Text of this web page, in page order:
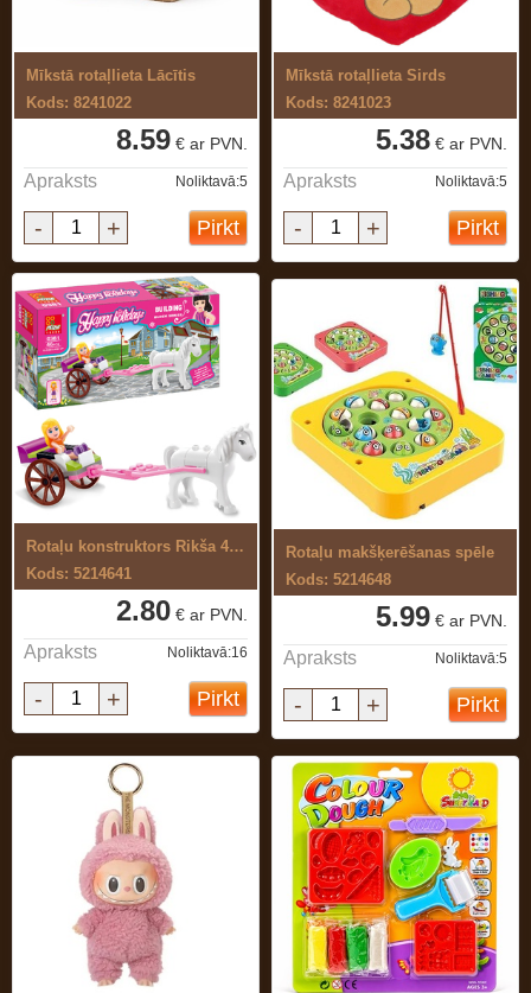
Mīkstā rotaļlieta Lācītis
Kods: 8241022
8.59 € ar PVN.
Apraksts Noliktavā:5
- + Pirkt
Mīkstā rotaļlieta Sirds
Kods: 8241023
5.38 € ar PVN.
Apraksts Noliktavā:5
- + Pirkt
Rotaļu konstruktors Rikša 46 el.
Kods: 5214641
2.80 € ar PVN.
Apraksts Noliktavā:16
- + Pirkt
Rotaļu makšķerēšanas spēle
Kods: 5214648
5.99 € ar PVN.
Apraksts Noliktavā:5
- + Pirkt